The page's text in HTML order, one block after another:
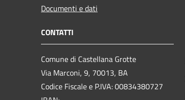
Documenti e dati
CONTATTI
Comune di Castellana Grotte
Via Marconi, 9, 70013, BA
Codice Fiscale e P.IVA: 00834380727